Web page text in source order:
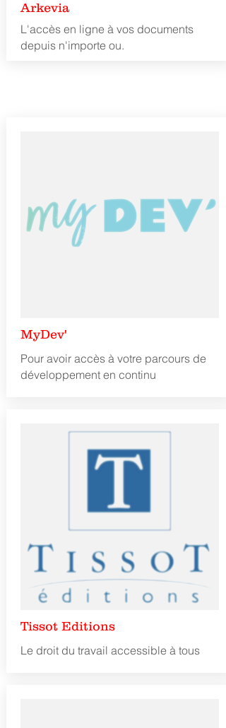
Arkevia
L'accès en ligne à vos documents
depuis n'importe ou.
MyDev'
Pour avoir accès à votre parcours de
développement en continu
Tissot Editions
Le droit du travail accessible à tous